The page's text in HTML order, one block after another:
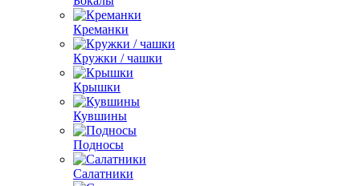
Креманки
Кружки / чашки
Крышки
Кувшины
Подносы
Салатники